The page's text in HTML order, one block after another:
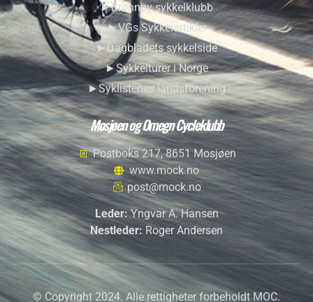
►Brønnøy sykkelklubb
►VGs Sykkelartikler
►Dagbladets sykkelside
►Sykkelturer i Norge
►Syklistenes landsforening
Mosjøen og Omegn Cycleklubb
Postboks 217, 8651 Mosjøen
www.mock.no
post@mock.no
Leder:Yngvar A. Hansen
Nestleder: Roger Andersen
© Copyright 2024. Alle rettigheter forbeholdt MOC.